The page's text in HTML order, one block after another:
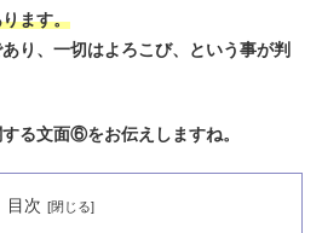
ます。
り、一切はよろこび、という事が判
る文面⑥をお伝えしますね。
目次